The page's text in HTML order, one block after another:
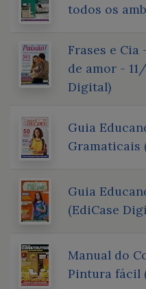
todos os
Frases e Cia
de amor -
Digital)
Guia
Gramaticais
Guia
(EdiCase
Manual do
Pintura fácil